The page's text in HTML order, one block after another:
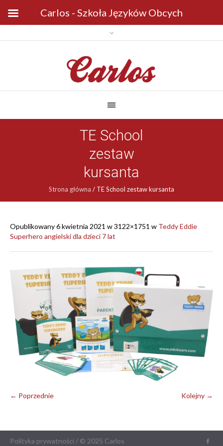
TE School
zestaw
kursanta
Strona główna / TE School zestaw kursanta
Opublikowany6 kwietnia 2021 w 3122×1751 w Teddy Eddie
Superhero angielski dla dzieci 7 lat
← Poprzednie Kolejny →
Polityka prywatności / © 2025 Carlos
Carlos - Szkoła Języków Obcych